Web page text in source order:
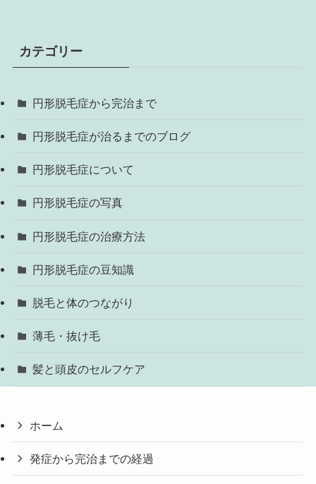
カテゴリー
円形脱毛症から完治まで
円形脱毛症が治るまでのブログ
円形脱毛症について
円形脱毛症の写真
円形脱毛症の治療方法
円形脱毛症の豆知識
脱毛と体のつながり
薄毛・抜け毛
髪と頭皮のセルフケア
ホーム
発症から完治までの経過